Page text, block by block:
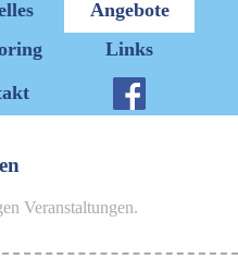
Angebote
Links
Veranstaltungen.